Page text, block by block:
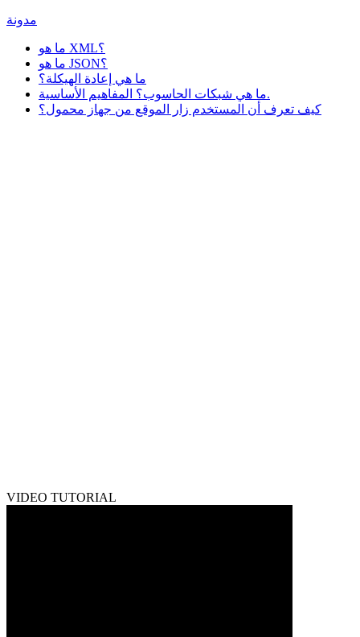
مدونة
ما هو XML؟
ما هو JSON؟
ما هي إعادة الهيكلة؟
ما هي شبكات الحاسوب؟ المفاهيم الأساسية.
كيف تعرف أن المستخدم زار الموقع من جهاز محمول؟
VIDEO TUTORIAL